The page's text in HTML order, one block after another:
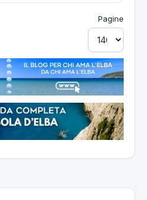
Pagine